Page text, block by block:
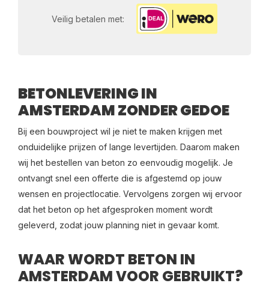
BETONLEVERING IN
AMSTERDAM ZONDER GEDOE
Bij een bouwproject wil je niet te maken krijgen met
onduidelijke prijzen of lange levertijden. Daarom maken
wij het bestellen van beton zo eenvoudig mogelijk. Je
ontvangt snel een offerte die is afgestemd op jouw
wensen en projectlocatie. Vervolgens zorgen wij ervoor
dat het beton op het afgesproken moment wordt
geleverd, zodat jouw planning niet in gevaar komt.
Veilig betalen met:
WAAR WORDT BETON IN
AMSTERDAM VOOR GEBRUIKT?